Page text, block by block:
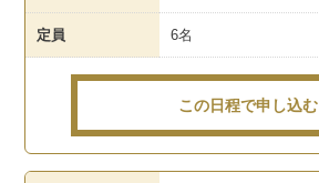
定員 6名
この日程で申し込む